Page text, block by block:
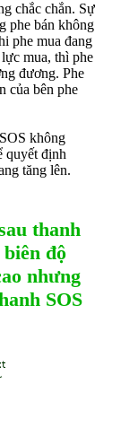
chắc chắn. Sự
phe bán không
phe mua đang
mua, thì phe
đương. Phe
của bên phe
không
quyết định
tăng lên.
thanh
độ
nhưng
SOS